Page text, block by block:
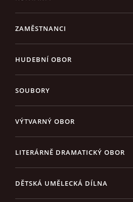
ZAMĚSTNANCI
HUDEBNÍ OBOR
SOUBORY
VÝTVARNÝ OBOR
LITERÁRNĚ DRAMATICKÝ OBOR
DĚTSKÁ UMĚLECKÁ DÍLNA